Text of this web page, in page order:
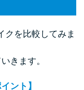
クを比較してみま
きます。
ント】